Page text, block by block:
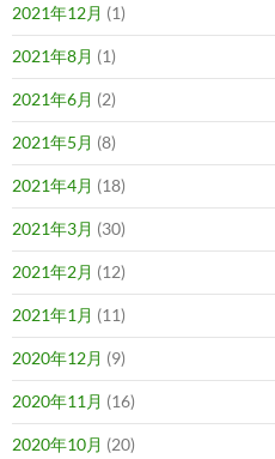
2021年12月 (1)
2021年8月 (1)
2021年6月 (2)
2021年5月 (8)
2021年4月 (18)
2021年3月 (30)
2021年2月 (12)
2021年1月 (11)
2020年12月 (9)
2020年11月 (16)
2020年10月 (20)